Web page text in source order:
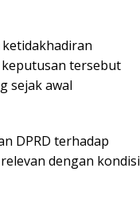
ketidakhadiran
tersebut
sejak awal
DPRD terhadap
dengan kondisi